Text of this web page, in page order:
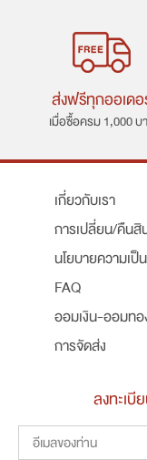
ส่งฟรีทุกออเด
เมื่อซื้อครม 1,000 บ
เกี่ยวกับเรา
การเปลี่ยน/คืนสิ
นโยบายความเ
FAQ
ออมเงิน-ออมทอ
การจัดส่ง
ลงทะเบี